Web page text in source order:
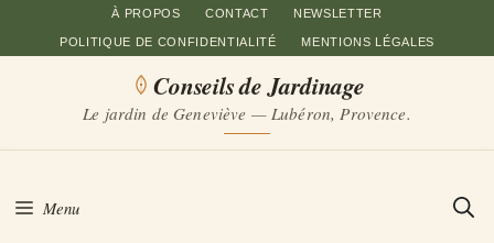
au
À PROPOS CONTACT NEWSLETTER
POLITIQUE DE CONFIDENTIALITÉ MENTIONS LÉGALES
Conseils de Jardinage
Le jardin de Geneviève — Lubéron, Provence.
Menu